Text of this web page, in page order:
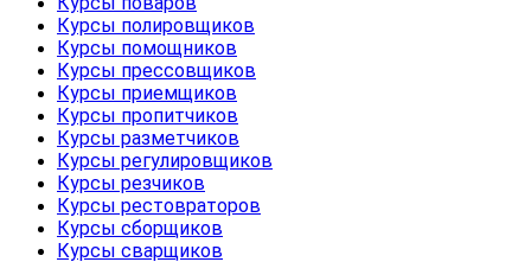
Курсы полировщиков
Курсы помощников
Курсы прессовщиков
Курсы приемщиков
Курсы пропитчиков
Курсы разметчиков
Курсы регулировщиков
Курсы резчиков
Курсы рестовраторов
Курсы сборщиков
Курсы сварщиков